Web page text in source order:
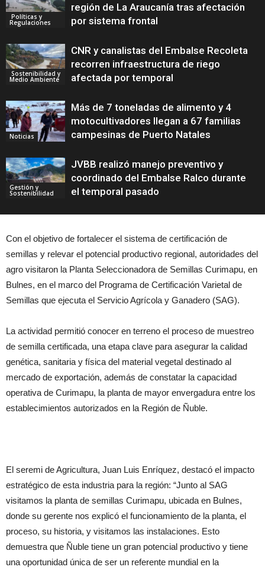
Políticas y
Regulaciones
región de La Araucanía tras afectación
por sistema frontal
Sostenibilidad y
Medio Ambiente
CNR y canalistas del Embalse Recoleta
recorren infraestructura de riego
afectada por temporal
Noticias
Más de 7 toneladas de alimento y 4
motocultivadores llegan a 67 familias
campesinas de Puerto Natales
Gestión y
Sostenibilidad
JVBB realizó manejo preventivo y
coordinado del Embalse Ralco durante
el temporal pasado
Con el objetivo de fortalecer el sistema de certificación de
semillas y relevar el potencial productivo regional, autoridades del
agro visitaron la Planta Seleccionadora de Semillas Curimapu, en
Bulnes, en el marco del Programa de Certificación Varietal de
Semillas que ejecuta el Servicio Agrícola y Ganadero (SAG).
La actividad permitió conocer en terreno el proceso de muestreo
de semilla certificada, una etapa clave para asegurar la calidad
genética, sanitaria y física del material vegetal destinado al
mercado de exportación, además de constatar la capacidad
operativa de Curimapu, la planta de mayor envergadura entre los
establecimientos autorizados en la Región de Ñuble.
El seremi de Agricultura, Juan Luis Enríquez, destacó el impacto
estratégico de esta industria para la región: “Junto al SAG
visitamos la planta de semillas Curimapu, ubicada en Bulnes,
donde su gerente nos explicó el funcionamiento de la planta, el
proceso, su historia, y visitamos las instalaciones. Esto
demuestra que Ñuble tiene un gran potencial productivo y tiene
una oportunidad única de ser un referente mundial en la